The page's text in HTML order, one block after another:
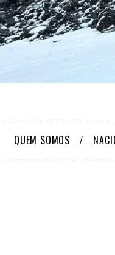
QUEM SOMOS